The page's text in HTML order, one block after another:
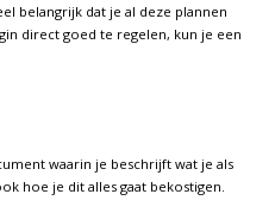
belangrijk dat je al deze plannen
direct goed te regelen, kun je een
waarin je beschrijft wat je als
hoe je dit alles gaat bekostigen.